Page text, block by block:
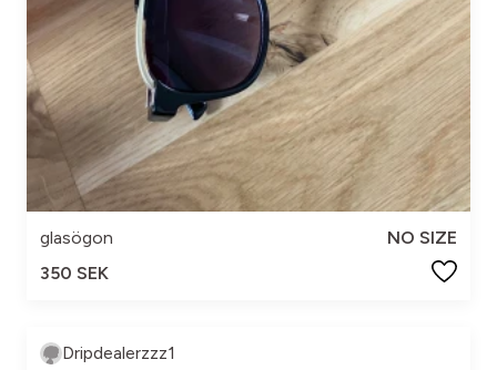
glasögon
NO SIZE
350 SEK
Dripdealerzzz1